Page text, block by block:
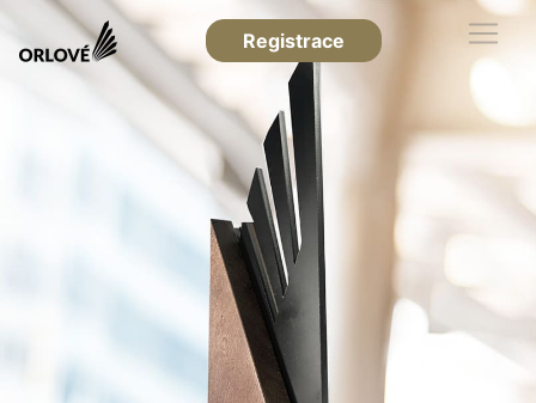
Registrace